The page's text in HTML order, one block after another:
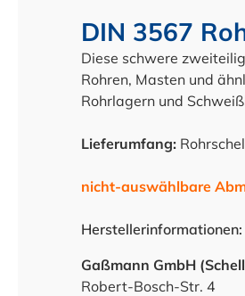
DIN 3567
Diese schwere
Rohren, Masten und
Rohrlagern und
Lieferumfang:
nicht-auswählbare
Herstellerinformationen:
Gaßmann GmbH
Robert-Bosch-Str. 4